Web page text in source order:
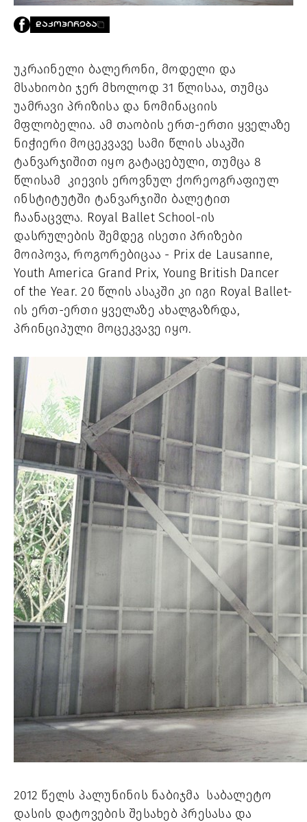
PROJECTS
TV
SHOP
ᲒᲐᲛᲝᲒᲕᲧᲔᲕᲘ
ᲙᲝᲜᲢᲐᲥᲢᲘ
INFO@HAMMOCKMAGAZINE.GE
ᲩᲕᲔᲜ
ᲨᲔᲡᲐᲮᲔᲑ
STUDIO
ᲓᲐᲙᲝᲞᲘᲠᲔᲑᲐ
უკრაინელი ბალერონი, მოდელი და
მსახიობი ჯერ მხოლოდ 31 წლისაა, თუმცა
უამრავი პრიზისა და ნომინაციის
მფლობელია. ამ თაობის ერთ-ერთი ყველაზე
ნიჭიერი მოცეკვავე სამი წლის ასაკში
ტანვარჯიშით იყო გატაცებული, თუმცა 8
წლისამ  კიევის ეროვნულ ქორეოგრაფიულ
ინსტიტუტში ტანვარჯიში ბალეტით
ჩაანაცვლა. Royal Ballet School-ის
დასრულების შემდეგ ისეთი პრიზები
მოიპოვა, როგორებიცაა - Prix de Lausanne,
Youth America Grand Prix, Young British Dancer
of the Year. 20 წლის ასაკში კი იგი Royal Ballet-
ის ერთ-ერთი ყველაზე ახალგაზრდა,
პრინციპული მოცეკვავე იყო.
2012 წელს პალუნინის ნაბიჯმა  საბალეტო
დასის დატოვების შესახებ პრესასა და